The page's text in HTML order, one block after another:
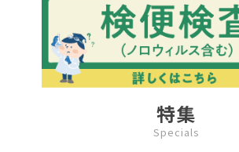
特集
Specials